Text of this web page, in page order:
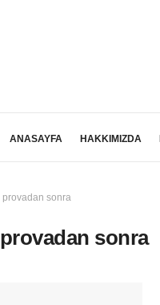
ANASAYFA HAKKIMIZDA
provadan sonra
provadan sonra